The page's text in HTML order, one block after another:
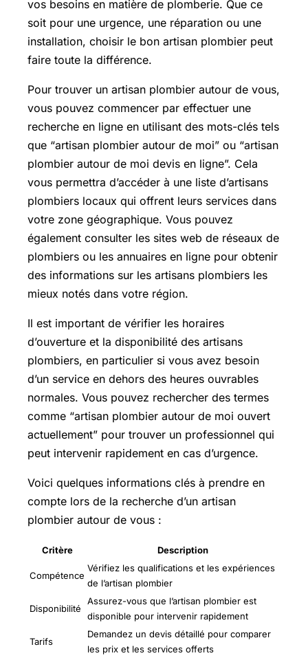
vos besoins en matière de plomberie. Que ce
soit pour une urgence, une réparation ou une
installation, choisir le bon artisan plombier peut
faire toute la différence.
Pour trouver un artisan plombier autour de vous,
vous pouvez commencer par effectuer une
recherche en ligne en utilisant des mots-clés tels
que “artisan plombier autour de moi” ou “artisan
plombier autour de moi devis en ligne”. Cela
vous permettra d’accéder à une liste d’artisans
plombiers locaux qui offrent leurs services dans
votre zone géographique. Vous pouvez
également consulter les sites web de réseaux de
plombiers ou les annuaires en ligne pour obtenir
des informations sur les artisans plombiers les
mieux notés dans votre région.
Il est important de vérifier les horaires
d’ouverture et la disponibilité des artisans
plombiers, en particulier si vous avez besoin
d’un service en dehors des heures ouvrables
normales. Vous pouvez rechercher des termes
comme “artisan plombier autour de moi ouvert
actuellement” pour trouver un professionnel qui
peut intervenir rapidement en cas d’urgence.
Voici quelques informations clés à prendre en
compte lors de la recherche d’un artisan
plombier autour de vous :
Critère Description
Compétence
Vérifiez les qualifications et les expériences
de l’artisan plombier
Disponibilité
Assurez-vous que l’artisan plombier est
disponible pour intervenir rapidement
Tarifs
Demandez un devis détaillé pour comparer
les prix et les services offerts